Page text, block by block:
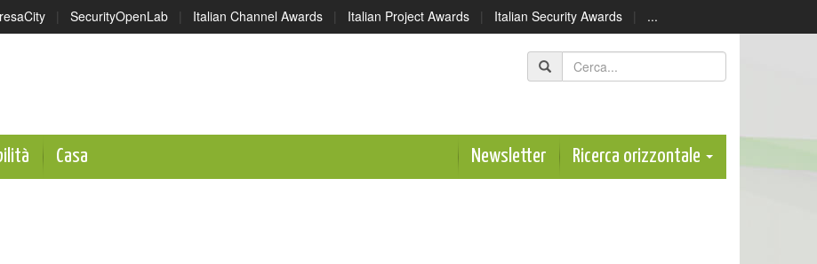
| SecurityOpenLab | Italian Channel Awards | Italian Project Awards | Italian Security Awards | ...
Casa Newsletter Ricerca orizzontale